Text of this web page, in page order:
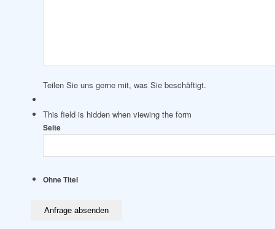
Teilen Sie uns gerne mit, was Sie beschäftigt.
This field is hidden when viewing the form
Seite
Ohne Titel